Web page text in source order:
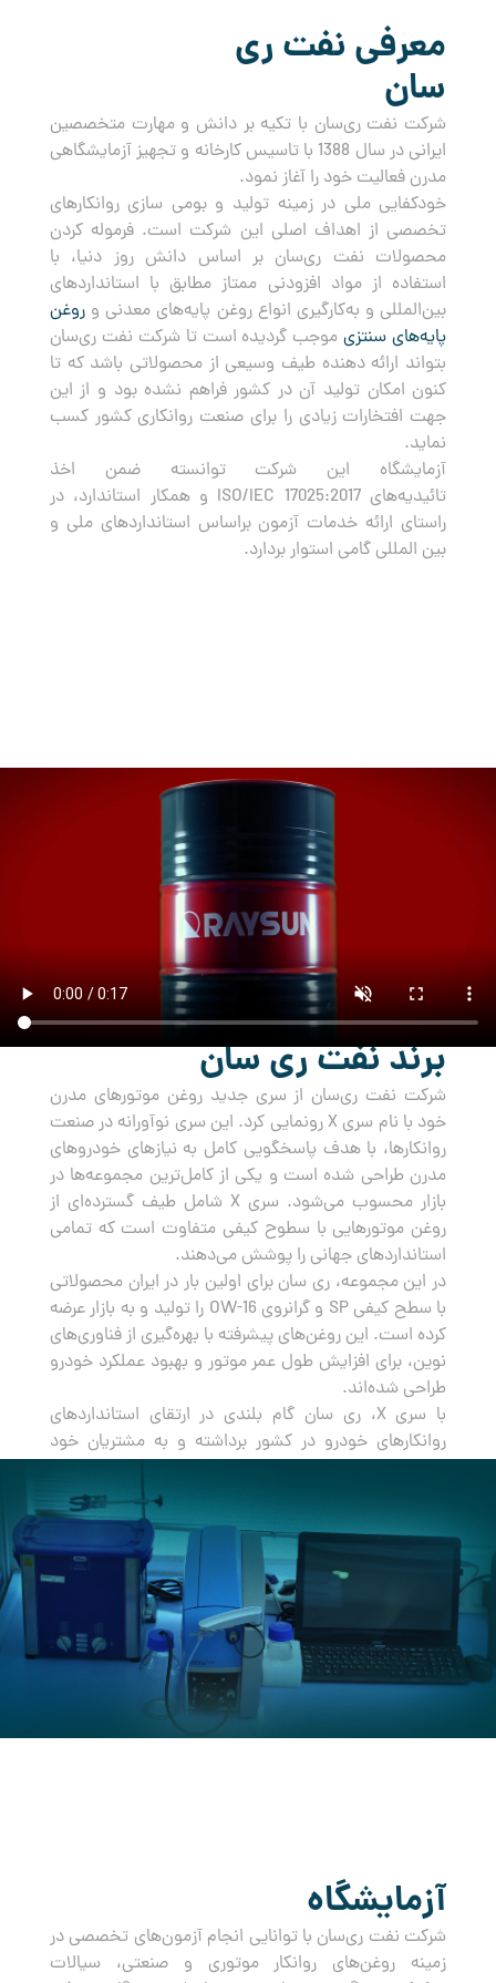
معرفی نفت ری
سان
شرکت نفت ری‌سان با تکیه بر دانش و مهارت متخصصین
ایرانی در سال 1388 با تاسیس کارخانه و تجهیز آزمایشگاهی
مدرن فعالیت خود را آغاز نمود.
خودکفایی ملی در زمینه تولید و بومی سازی روانکارهای
تخصصی از اهداف اصلی این شرکت است. فرموله کردن
محصولات نفت ری‌سان بر اساس دانش روز دنیا، با
استفاده از مواد افزودنی ممتاز مطابق با استانداردهای
بین‌المللی و به‌کارگیری انواع روغن پایه‌های معدنی وروغن
پایه‌های سنتزیموجب گردیده است تا شرکت نفت ری‌سان
بتواند ارائه دهنده طیف وسیعی از محصولاتی باشد که تا
کنون امکان تولید آن در کشور فراهم نشده بود و از این
جهت افتخارات زیادی را برای صنعت روانکاری کشور کسب
نماید.
آزمایشگاه این شرکت توانسته ضمن اخذ
تائیدیه‌های ISO/IEC 17025:2017 و همکار استاندارد، در
راستای ارائه خدمات آزمون براساس استانداردهای ملی و
بین المللی گامی استوار بردارد.
برند نفت ری سان
شرکت نفت ری‌سان از سری جدید روغن‌ موتورهای مدرن
خود با نام سری X رونمایی کرد. این سری نوآورانه در صنعت
روانکارها، با هدف پاسخگویی کامل به نیازهای خودروهای
مدرن طراحی شده است و یکی از کامل‌ترین مجموعه‌ها در
بازار محسوب می‌شود. سری X شامل طیف گسترده‌ای از
روغن‌ موتورهایی با سطوح کیفی متفاوت است که تمامی
استانداردهای جهانی را پوشش می‌دهند.
در این مجموعه، ری سان برای اولین بار در ایران محصولاتی
با سطح کیفی SP و گرانروی OW-16 را تولید و به بازار عرضه
کرده است. این روغن‌های پیشرفته با بهره‌گیری از فناوری‌های
نوین، برای افزایش طول عمر موتور و بهبود عملکرد خودرو
طراحی شده‌اند.
با سری X، ری سان گام بلندی در ارتقای استانداردهای
روانکارهای خودرو در کشور برداشته و به مشتریان خود
آزمایشگاه
شرکت نفت ری‌سان با توانایی انجام آزمون‌های تخصصی در
زمینه روغن‌های روانکار موتوری و صنعتی، سیالات